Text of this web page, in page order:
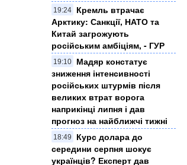
19:24
Кремль втрачає
Арктику: Санкції, НАТО та
Китай загрожують
російським амбіціям, - ГУР
19:10
Мадяр констатує
зниження інтенсивності
російських штурмів після
великих втрат ворога
наприкінці липня і дав
прогноз на найближчі тижні
18:49
Курс долара до
середини серпня шокує
українців? Експерт дав